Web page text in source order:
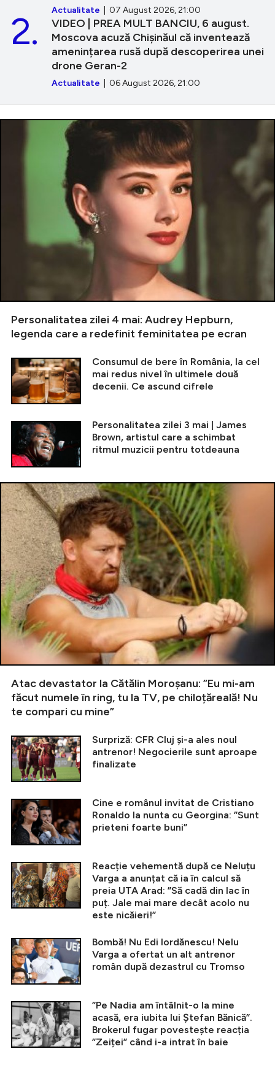
Actualitate | 07 August 2026, 21:00
VIDEO | PREA MULT BANCIU, 6 august.
Moscova acuză Chișinăul că inventează
amenințarea rusă după descoperirea unei
drone Geran-2
Actualitate | 06 August 2026, 21:00
2.
Personalitatea zilei 4 mai: Audrey Hepburn,
legenda care a redefinit feminitatea pe ecran
Consumul de bere în România, la cel
mai redus nivel în ultimele două
decenii. Ce ascund cifrele
Personalitatea zilei 3 mai | James
Brown, artistul care a schimbat
ritmul muzicii pentru totdeauna
Atac devastator la Cătălin Moroșanu: ”Eu mi-am
făcut numele în ring, tu la TV, pe chiloțăreală! Nu
te compari cu mine”
Surpriză: CFR Cluj și-a ales noul
antrenor! Negocierile sunt aproape
finalizate
Cine e românul invitat de Cristiano
Ronaldo la nunta cu Georgina: ”Sunt
prieteni foarte buni”
Reacție vehementă după ce Neluțu
Varga a anunțat că ia în calcul să
preia UTA Arad: ”Să cadă din lac în
puț. Jale mai mare decât acolo nu
este nicăieri!”
Bombă! Nu Edi Iordănescu! Nelu
Varga a ofertat un alt antrenor
român după dezastrul cu Tromso
”Pe Nadia am întâlnit-o la mine
acasă, era iubita lui Ștefan Bănică”.
Brokerul fugar povestește reacția
”Zeiței” când i-a intrat în baie